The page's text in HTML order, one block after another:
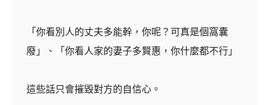
「你看別人的丈夫多能幹，你呢？可真是個窩囊
廢」、「你看人家的妻子多賢惠，你什麼都不行」
這些話只會摧毀對方的自信心。